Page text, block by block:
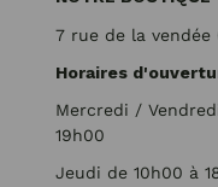
7 rue de la vendée
Horaires
Mercredi /
19h00
Jeudi de 10h00 à